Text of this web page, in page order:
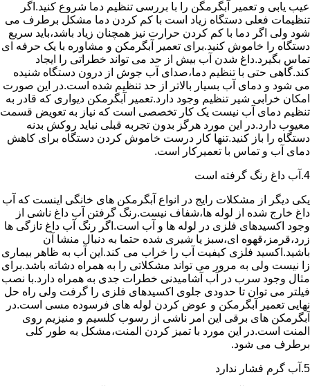
عیب یابی و تعمیر آبگرمگن را با بررسی تنظیم دما شروع کنید.اگر
تنظیمات فعلی دستگاه زیاد است با کم کردن دما مشکل برطرف می
شود ولی اگر دما با کم کردن حرارت نیز همچنان زیاد باشد،باید سریع
دستگاه را خاموش کنید.برای تعمیر آبگرمکن و مشاوره با یک حرفه ای
تماس بگیرد.داغ شدن آب بیش از حد می تواند خطراتی را ایجاد
کند.گاهی حتی با تنظیم دما،صدای آب جوش از درون دستگاه شنیده
می شود و دمای آب بسیار بالاتر از حد تنظیم شده است.در این صورت
امکان خرابی شیر تنظیم وجود دارد.تعمیر آبگرمکن دیواری که قادر به
تنظیم دمای آب نیست یک کار تخصصی است که نیاز به تعویض قسمت
معیوب دارد.در این مورد هرگز بدون تجربه قبلی نباید روکش بدنه
دستگاه را باز کنید.تنها کار درست خاموش کردن دستگاه برای کاهش
دمای آب و تماس با تعمیرکار است.
4.آب داغ رنگ گرفته است
یکی دیگر از مشکلات رایج در انواع آبگرمکن های خانگی اینست که آب
داغ خارج شده از لوله ها،شفاف نیست.رنگ گرفتن آب داغ ناشی از
وجود اکسیدهای فلزی در لوله ها و آب است.اگر رنگ آب داغ تازگی ها
زرد،قرمز،قهوه ای،سبز یا شیری شده حتما به دنبال منشا آن
باشید.اکسید فلزی کیفیت آب را خراب می کند.این آب به ظاهر بیماری
زا نیست ولی به مرور می تواند مشکلاتی را به همراه دشاته باشد.برای
مثال وجود سرب در آب آشامیدنی خطرات جدی به همراه دارد.با نصب
فیلتر می توان تا حدودی جلوی اکسیدهای فلزی را گرفت ولی راه حل
نهایی تعمیر آبگرمکن و عوض کردن لوله های فرسوده مسی است.در
آبگرمکن های برقی این امر ناشی از رسوب کلسیم و منیزیم روی
المنت است.در این مورد با تمیز کردن المنت،مشکل به طور کلی
برطرف می شود.
5.آب گرم فشار ندارد